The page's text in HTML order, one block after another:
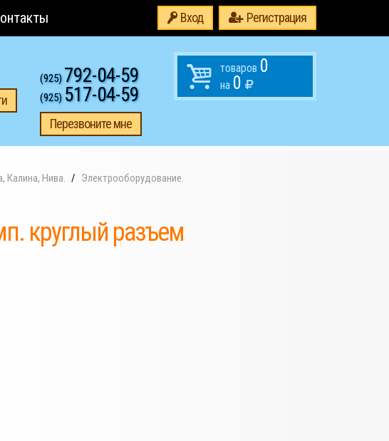
Вход Регистрация
(925)792-04-59
(925) 517-04-59
Перезвоните мне
товаров 0
на 0
Калина, Нива.
Электрооборудование
круглый разъем